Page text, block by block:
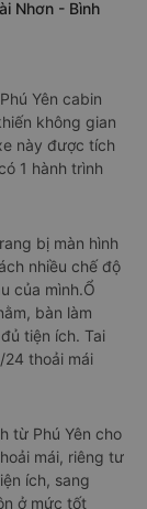
Nhơn - Bình
Yên cabin
không gian
này được tích
1 hành trình
bị màn hình
nhiều chế độ
của mình.Ổ
bàn làm
tiện ích. Tai
thoải mái
từ Phú Yên cho
mái, riêng tư
ích, sang
ở mức tốt